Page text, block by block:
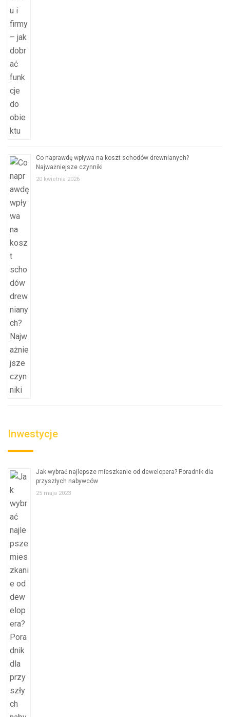
Co naprawdę wpływa na koszt schodów drewnianych?
Najważniejsze czynniki
20 kwietnia 2026
Inwestycje
Jak wybrać najlepsze mieszkanie od dewelopera? Poradnik dla
przyszłych nabywców
25 maja 2023